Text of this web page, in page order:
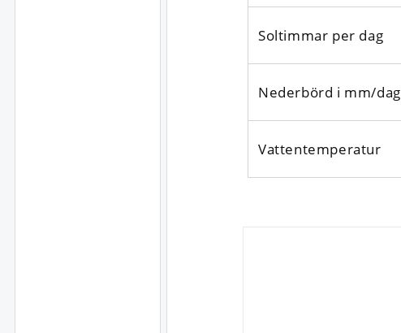
Soltimmar per dag
Nederbörd i mm/dag
Vattentemperatur